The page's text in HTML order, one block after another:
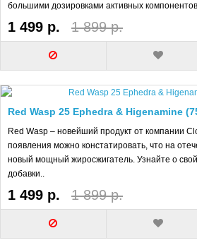
большими дозировками активных
1 499 р. 1 899 р.
Red Wasp 25 Ephedra & Higenamine
Red Wasp – новейший продукт от компании
появления можно констатировать, что на
новый мощный жиросжигатель. Узнайте о
добавки..
1 499 р. 1 899 р.